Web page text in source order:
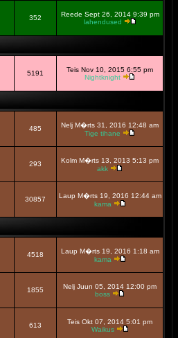
352
Reede Sept 26, 2014 9:39 pm
lahendused
5191
Teis Nov 10, 2015 6:55 pm
Nightknight
485
Nelj M�rts 31, 2016 12:48 am
Tige tihane
293
Kolm M�rts 13, 2013 5:13 pm
akk
30857
Laup M�rts 19, 2016 12:44 am
kama
4518
Laup M�rts 19, 2016 1:18 am
kama
1855
Nelj Juun 05, 2014 12:00 pm
boss
613
Teis Okt 07, 2014 5:01 pm
Waikus